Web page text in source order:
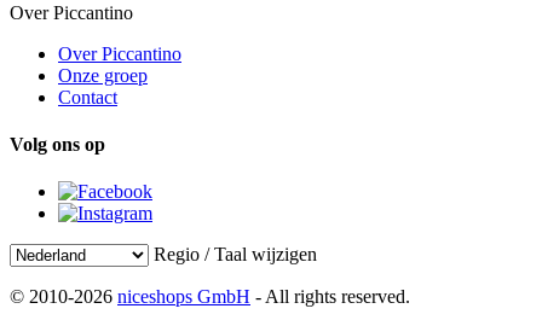
Over Piccantino
Over Piccantino
Onze groep
Contact
Volg ons op
Regio / Taal wijzigen
© 2010-2026 niceshops GmbH - All rights reserved.